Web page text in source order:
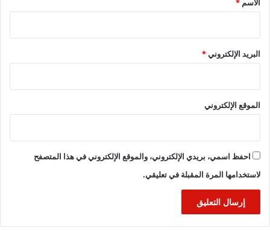
الاسم *
البريد الإلكتروني*
الموقع الإلكتروني
احفظ اسمي، بريدي الإلكتروني، والموقع الإلكتروني في هذا المتصفح
لاستخدامها المرة المقبلة في تعليقي.